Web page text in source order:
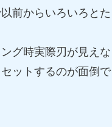
前からいろいろとた
グ時実際刃が見えな
ットするのが面倒で